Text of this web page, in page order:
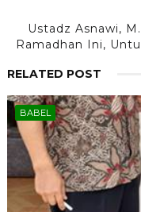
Ustadz Asnawi,
Ramadhan Ini,
RELATED POST
BABEL